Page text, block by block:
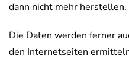
dann nicht mehr herstellen.
Die Daten werden ferner
den Internetseiten